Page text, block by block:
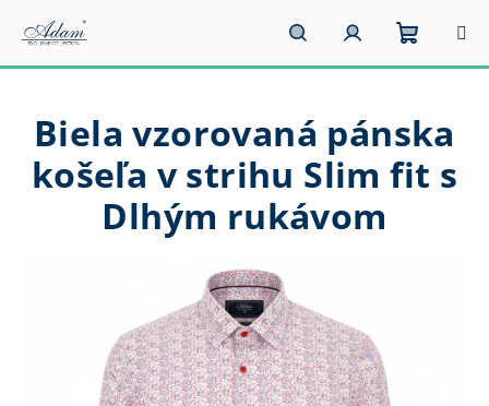
obsah
HľadaťPrihlásenie
košík
Biela vzorovaná pánska
košeľa v strihu Slim fit s
Dlhým rukávom